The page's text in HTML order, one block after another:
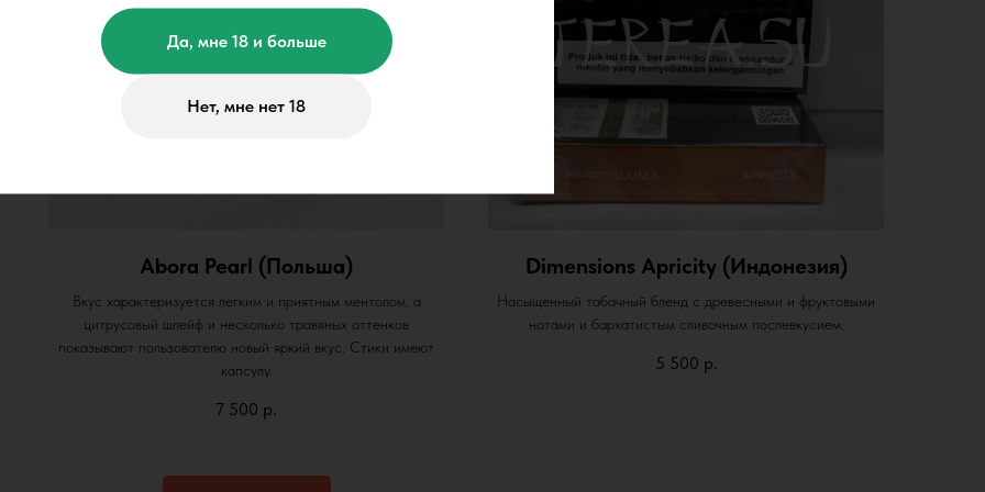
Да, мне 18 и больше
Нет, мне нет 18
Abora Pearl (Польша)
Вкус характеризуется легким и приятным ментолом, а
цитрусовый шлейф и несколько травяных оттенков
показывают пользователю новый яркий вкус. Стики имеют
капсулу.
7 500 р.
Dimensions Apricity (Индонезия)
Насыщенный табачный бленд с древесными и фруктовыми
нотами и бархатистым сливочным послевкусием.
5 500 р.